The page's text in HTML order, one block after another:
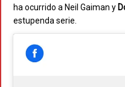
ha ocurrido a Neil Gaiman y
estupenda serie.